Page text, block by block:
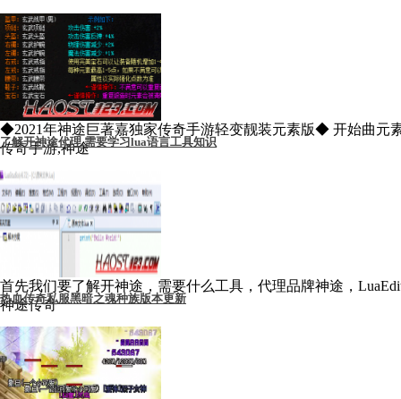
◆2021年神途巨著嘉独家传奇手游轻变靓装元素版◆ 开始曲元
传奇手游,神途
了解开神途代理,需要学习lua语言工具知识
首先我们要了解开神途，需要什么工具，代理品牌神途，
神途传奇
热血传奇私服黑暗之魂种族版本更新